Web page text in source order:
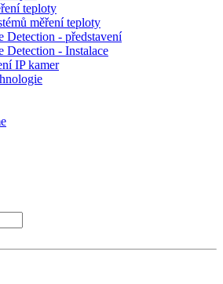
teploty
měření teploty
Detection - představení
Detection - Instalace
IP kamer